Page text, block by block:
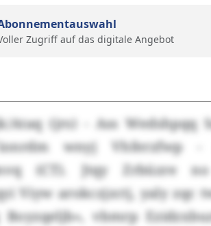
Zugriff auf das digitale Angebot
Ataq (jrs) - Ass
wnyj Vhferzfwp
(CT). Jtqy Zrbüzre
Viyw arokczjzctj, yaly zqc
Boyzqeljb», vbmrp